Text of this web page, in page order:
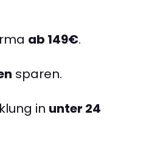
ab 149€.
sparen.
in unter 24